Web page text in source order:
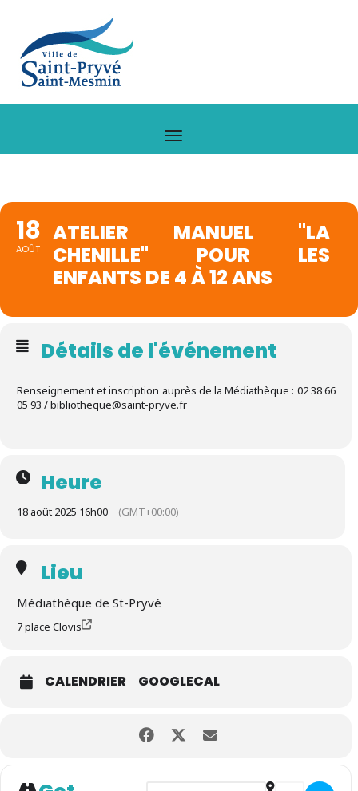
18
AOÛT
ATELIER MANUEL "LA
CHENILLE" POUR LES
ENFANTS DE 4 À 12 ANS
Détails de l'événement
Renseignement et inscription auprès de la Médiathèque : 02 38 66
05 93 / bibliotheque@saint-pryve.fr
Heure
18 août 2025 16h00 (GMT+00:00)
Lieu
Médiathèque de St-Pryvé
7 place Clovis
CALENDRIER GOOGLECAL